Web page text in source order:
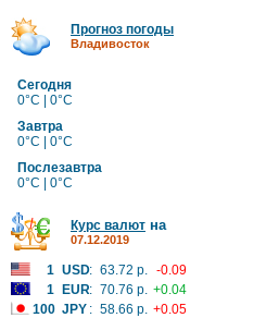
Прогноз погоды
Владивосток
Сегодня
0°C | 0°C
Завтра
0°C | 0°C
Послезавтра
0°C | 0°C
Курс валют на
07.12.2019
1 USD: 63.72 р. -0.09
1
EUR: 70.76 р. +0.04
100 JPY : 58.66 р. +0.05